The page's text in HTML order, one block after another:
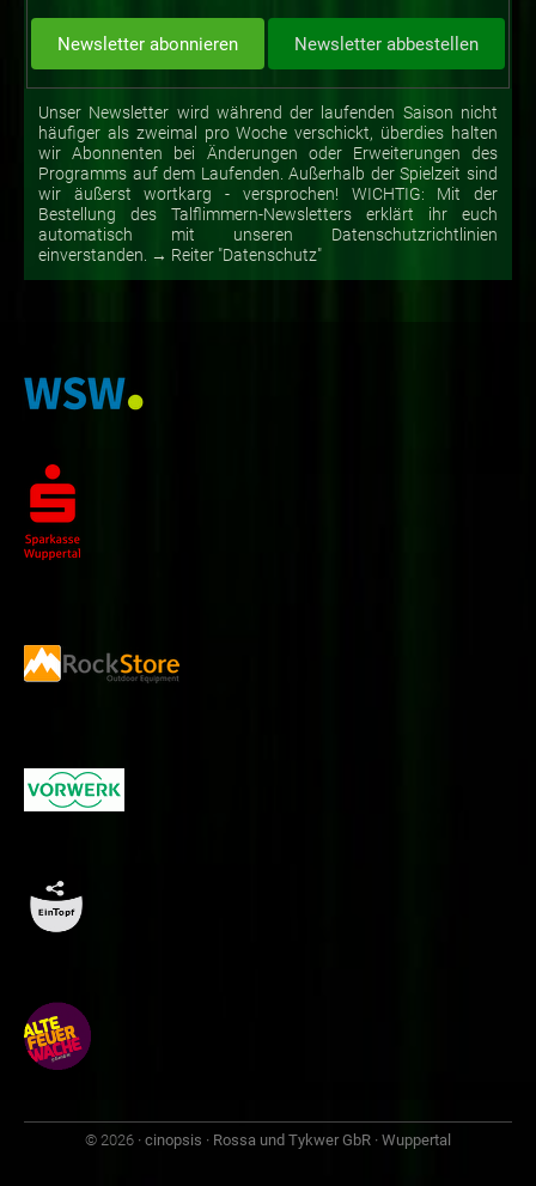
Unser Newsletter wird während der laufenden Saison nicht
häufiger als zweimal pro Woche verschickt, überdies halten
wir Abonnenten bei Änderungen oder Erweiterungen des
Programms auf dem Laufenden. Außerhalb der Spielzeit sind
wir äußerst wortkarg - versprochen! WICHTIG: Mit der
Bestellung des Talflimmern-Newsletters erklärt ihr euch
automatisch mit unseren Datenschutzrichtlinien
einverstanden. → Reiter "Datenschutz"
© 2026 · cinopsis · Rossa und Tykwer GbR · Wuppertal